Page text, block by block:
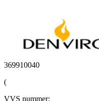
369910040
(
VVS nummer: